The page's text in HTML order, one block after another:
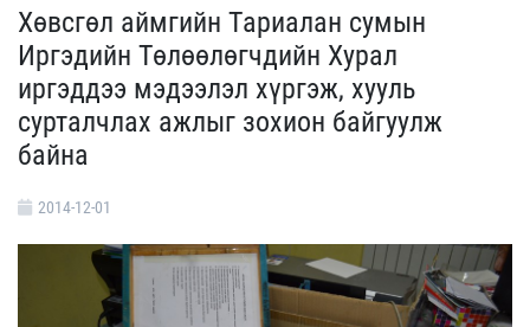
Хөвсгөл аймгийн Тариалан сумын
Иргэдийн Төлөөлөгчдийн Хурал
иргэддээ мэдээлэл хүргэж, хууль
сурталчлах ажлыг зохион байгуулж
байна
2014-12-01